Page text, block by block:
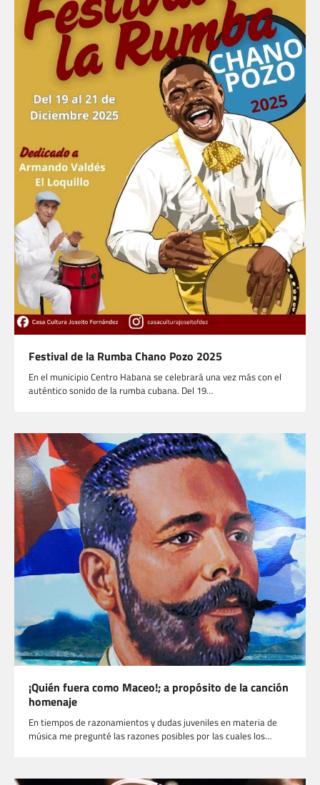
Festival de la Rumba Chano Pozo 2025
En el municipio Centro Habana se celebrará una vez más con el
auténtico sonido de la rumba cubana. Del 19…
¡Quién fuera como Maceo!; a propósito de la canción
homenaje
En tiempos de razonamientos y dudas juveniles en materia de
música me pregunté las razones posibles por las cuales los…